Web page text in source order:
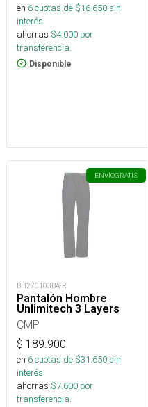
en 6cuotas de $16.650sin
interés
ahorras $4.000 por
transferencia.
Disponible
ENVÍOGRATIS
BH270103BA-R
Pantalón Hombre
Unlimitech 3 Layers
CMP
$ 189.900
en 6cuotas de $31.650sin
interés
ahorras $7.600 por
transferencia.